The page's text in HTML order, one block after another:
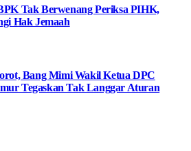
Tak Berwenang Periksa PIHK,
Hak Jemaah
Bang Mimi Wakil Ketua DPC
Tegaskan Tak Langgar Aturan